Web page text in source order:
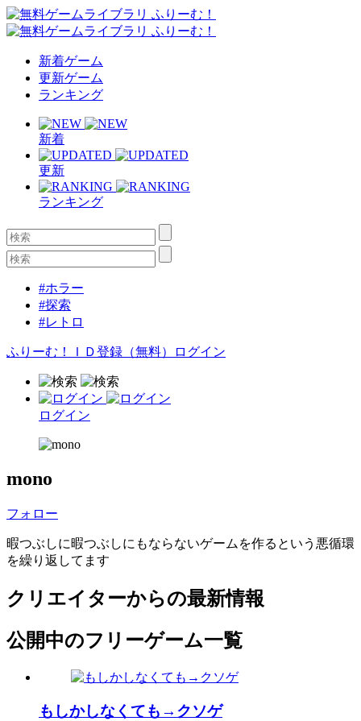
新着ゲーム
更新ゲーム
ランキング
新着
更新
ランキング
#ホラー
#探索
#レトロ
ふりーむ！ＩＤ登録（無料） ログイン
ログイン
mono
フォロー
暇つぶしに暇つぶしにもならないゲームを作るという悪循環
を繰り返してます
クリエイターからの最新情報
公開中のフリーゲーム一覧
もしかしなくても→クソゲ